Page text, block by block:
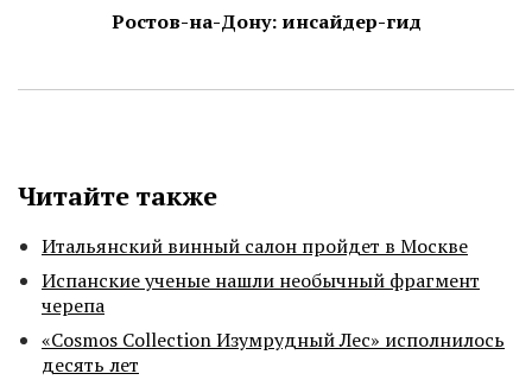
Ростов-на-Дону: инсайдер-гид
Читайте также
Итальянский винный салон пройдет в Москве
Испанские ученые нашли необычный фрагмент
черепа
«Cosmos Collection Изумрудный Лес» исполнилось
десять лет